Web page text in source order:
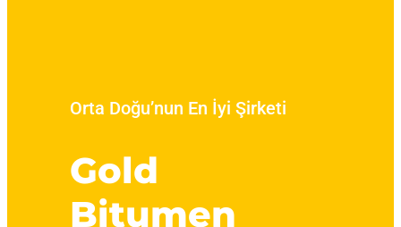
Orta Doğu’nun En İyi Şirketi
Gold
Bitumen